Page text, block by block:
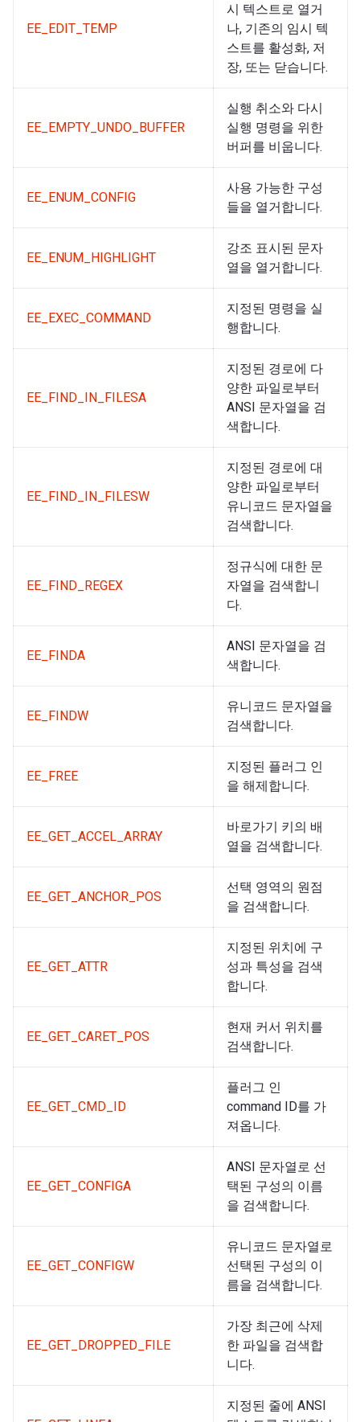
EE_EDIT_TEMP
시 텍스트로 열거
나, 기존의 임시 텍
스트를 활성화, 저
장, 또는 닫습니다.
EE_EMPTY_UNDO_BUFFER
실행 취소와 다시
실행 명령을 위한
버퍼를 비웁니다.
EE_ENUM_CONFIG
사용 가능한 구성
들을 열거합니다.
EE_ENUM_HIGHLIGHT
강조 표시된 문자
열을 열거합니다.
EE_EXEC_COMMAND
지정된 명령을 실
행합니다.
EE_FIND_IN_FILESA
지정된 경로에 다
양한 파일로부터
ANSI 문자열을 검
색합니다.
EE_FIND_IN_FILESW
지정된 경로에 대
양한 파일로부터
유니코드 문자열을
검색합니다.
EE_FIND_REGEX
정규식에 대한 문
자열을 검색합니
다.
EE_FINDA
ANSI 문자열을 검
색합니다.
EE_FINDW
유니코드 문자열을
검색합니다.
EE_FREE
지정된 플러그 인
을 해제합니다.
EE_GET_ACCEL_ARRAY
바로가기 키의 배
열을 검색합니다.
EE_GET_ANCHOR_POS
선택 영역의 원점
을 검색합니다.
EE_GET_ATTR
지정된 위치에 구
성과 특성을 검색
합니다.
EE_GET_CARET_POS
현재 커서 위치를
검색합니다.
EE_GET_CMD_ID
플러그 인
command ID를 가
져옵니다.
EE_GET_CONFIGA
ANSI 문자열로 선
택된 구성의 이름
을 검색합니다.
EE_GET_CONFIGW
유니코드 문자열로
선택된 구성의 이
름을 검색합니다.
EE_GET_DROPPED_FILE
가장 최근에 삭제
한 파일을 검색합
니다.
지정된 줄에 ANSI